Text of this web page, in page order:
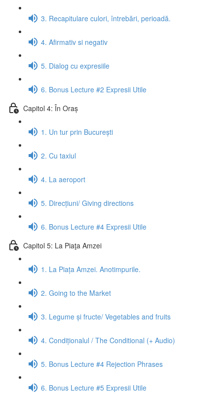
3. Recapitulare culori, întrebări, perioadă.
4. Afirmativ si negativ
5. Dialog cu expresiile
6. Bonus Lecture #2 Expresii Utile
Capitol 4: În Oraș
1. Un tur prin București
2. Cu taxiul
4. La aeroport
5. Direcțiuni/ Giving directions
6. Bonus Lecture #4 Expresii Utile
Capitol 5: La Piaţa Amzei
1. La Piața Amzei. Anotimpurile.
2. Going to the Market
3. Legume și fructe/ Vegetables and fruits
4. Condiționalul / The Conditional (+ Audio)
5. Bonus Lecture #4 Rejection Phrases
6. Bonus Lecture #5 Expresii Utile